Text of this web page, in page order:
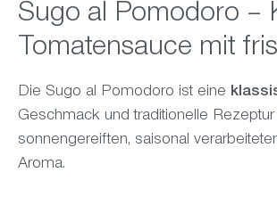
Sugo al Pomodoro –
Tomatensauce mit
Die Sugo al Pomodoro ist eine
Geschmack und traditionelle
sonnengereiften, saisonal
Aroma.